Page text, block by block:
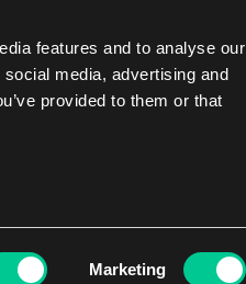
features and to analyse our
media, advertising and
provided to them or that
Marketing